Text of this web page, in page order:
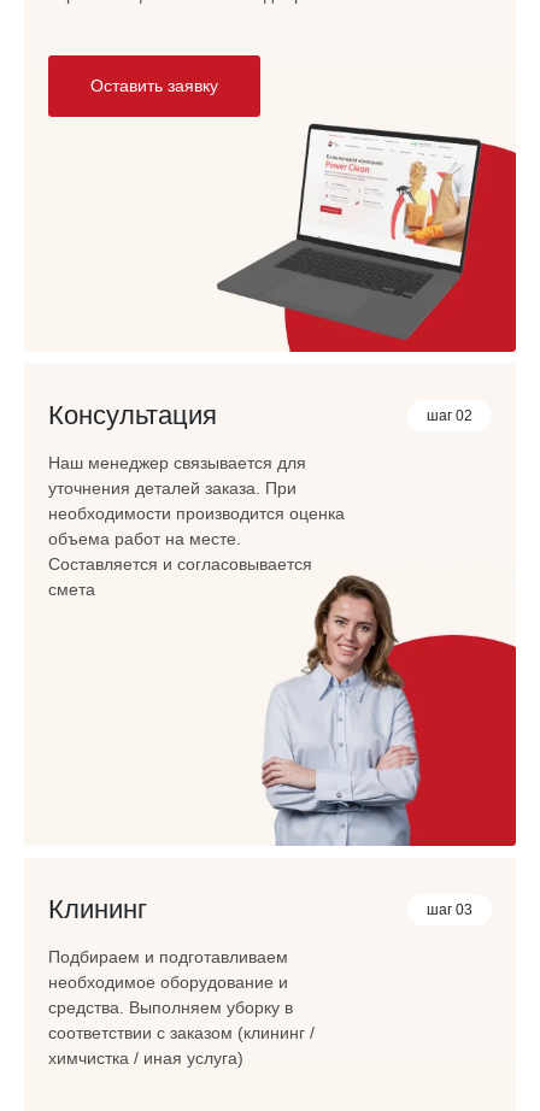
Оставить заявку
шаг 02
Консультация
Наш менеджер связывается для
уточнения деталей заказа. При
необходимости производится оценка
объема работ на месте.
Составляется и согласовывается
смета
шаг 03
Клининг
Подбираем и подготавливаем
необходимое оборудование и
средства. Выполняем уборку в
соответствии с заказом (клининг /
химчистка / иная услуга)